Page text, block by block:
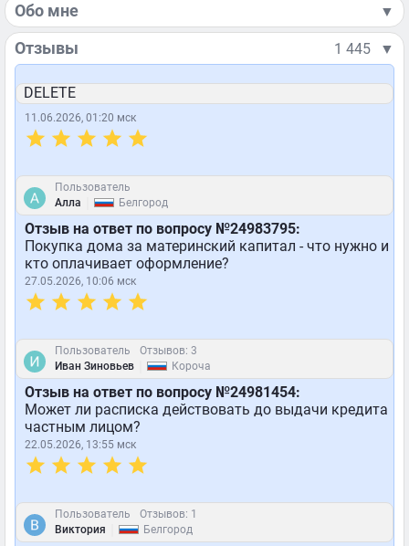
Обо мне ▼
Отзывы 1 445 ▼
DELETE
11.06.2026, 01:20 мск
Пользователь
Алла
Белгород
Отзыв на ответ по вопросу №24983795:
Покупка дома за материнский капитал - что нужно и
кто оплачивает оформление?
27.05.2026, 10:06 мск
Пользователь
Отзывов: 3
Иван Зиновьев
Короча
Отзыв на ответ по вопросу №24981454:
Может ли расписка действовать до выдачи кредита
частным лицом?
22.05.2026, 13:55 мск
Пользователь
Отзывов: 1
Виктория
Белгород